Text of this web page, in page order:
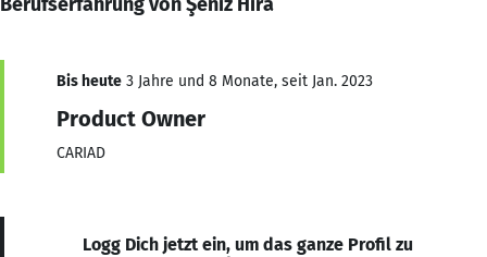
Bis heute 3 Jahre und 8 Monate, seit Jan. 2023
Product Owner
CARIAD
Logg Dich jetzt ein, um das ganze Profil zu